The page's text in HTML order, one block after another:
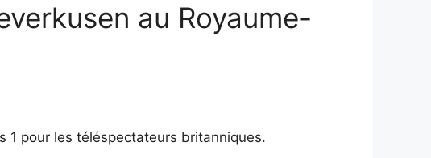
au Royaume-
1 pour les téléspectateurs britanniques.